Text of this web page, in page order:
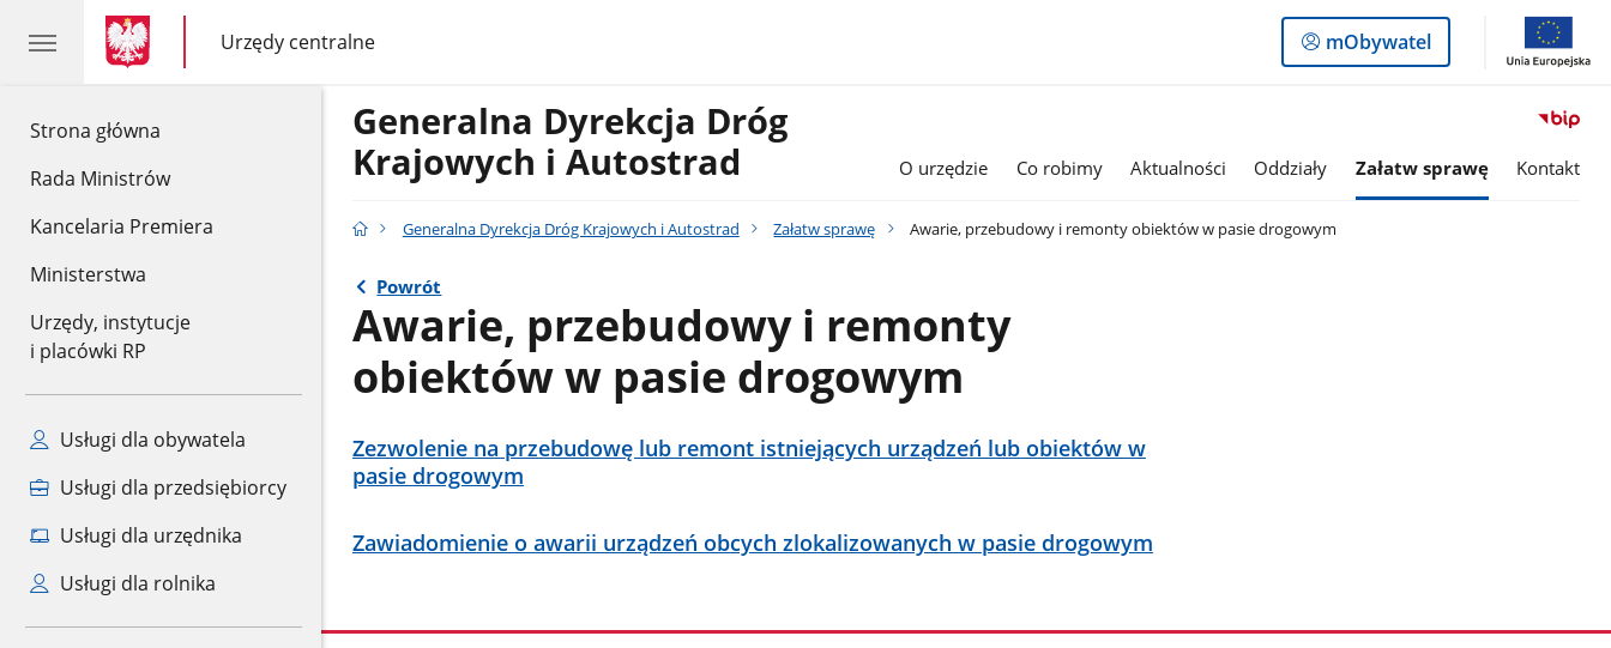
Strona główna
Rada Ministrów
Kancelaria Premiera
Ministerstwa
Urzędy, instytucje
i placówki RP
Usługi dla obywatela
Usługi dla przedsiębiorcy
Usługi dla urzędnika
Usługi dla rolnika
gov.pl
gov.pl
Urzędy centralne
gov.pl
Urzędy
centralne
Logowanie
do
mObywatel
Generalna Dyrekcja Dróg
Krajowych i Autostrad
O urzędzie Co robimy Aktualności Oddziały Załatw sprawę Kontakt
Generalna Dyrekcja Dróg Krajowych i Autostrad Załatw sprawę Awarie, przebudowy i remonty obiektów w pasie drogowym
Powrót
Awarie, przebudowy i remonty
obiektów w pasie drogowym
Zezwolenie na przebudowę lub remont istniejących urządzeń lub obiektów w
pasie drogowym
Zawiadomienie o awarii urządzeń obcych zlokalizowanych w pasie drogowym